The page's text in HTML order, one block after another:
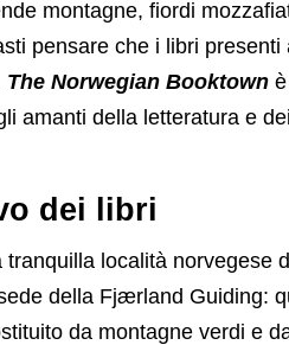
montagne, fiordi
pensare che i libri
The Norwegian Booktownè
amanti della letteratura e
dei libri
tranquilla località norvegese
della Fjærland Guiding:
da montagne verdi e